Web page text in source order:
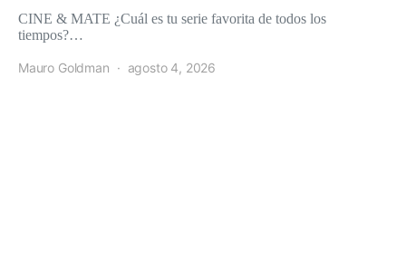
CINE & MATE ¿Cuál es tu serie favorita de todos los
tiempos?…
Mauro Goldman agosto 4, 2026